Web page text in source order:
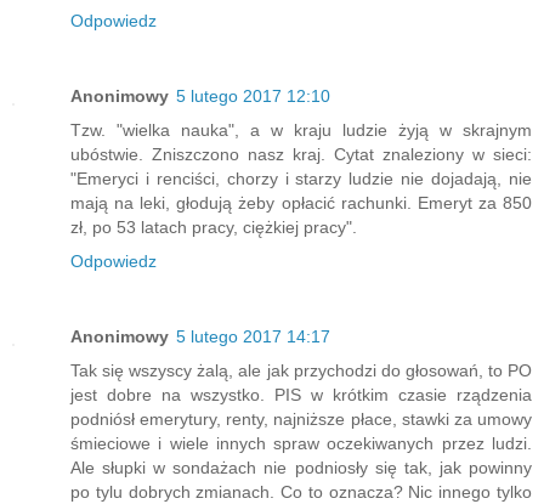
Odpowiedz
Anonimowy 5 lutego 2017 12:10
Tzw. "wielka nauka", a w kraju ludzie żyją w skrajnym
ubóstwie. Zniszczono nasz kraj. Cytat znaleziony w sieci:
"Emeryci i renciści, chorzy i starzy ludzie nie dojadają, nie
mają na leki, głodują żeby opłacić rachunki. Emeryt za 850
zł, po 53 latach pracy, ciężkiej pracy".
Odpowiedz
Anonimowy 5 lutego 2017 14:17
Tak się wszyscy żalą, ale jak przychodzi do głosowań, to PO
jest dobre na wszystko. PIS w krótkim czasie rządzenia
podniósł emerytury, renty, najniższe płace, stawki za umowy
śmieciowe i wiele innych spraw oczekiwanych przez ludzi.
Ale słupki w sondażach nie podniosły się tak, jak powinny
po tylu dobrych zmianach. Co to oznacza? Nic innego tylko